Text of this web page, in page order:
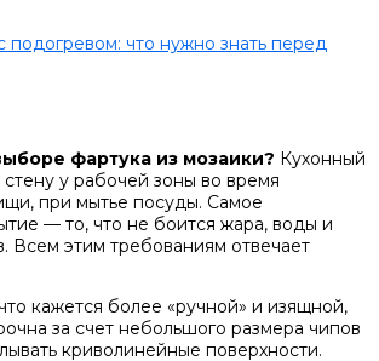
подогревом: что нужно знать перед
фартука из мозаики? Кухонный
у рабочей зоны во время
при мытье посуды. Самое
— то, что не боится жара, воды и
Всем этим требованиям отвечает
кажется более «ручной» и изящной,
за счет небольшого размера чипов
криволинейные поверхности.